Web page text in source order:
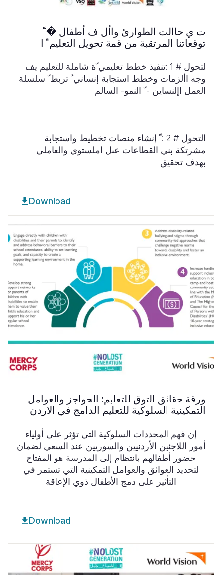
ت ي حاالت الطوارئ واأل ف أطفال � ّ
توقعاتنا المرتقبة من قمة تحويل التعليم ّ ا
لتحول # 1 :تنفيذ خطط تعليمي ّة شاملة للتعليم يف
وجه األزمات وخطط استجابة إنساني ُ تربط ّ سلسلة
العمل اإلنساين - ّ النمو- السالم
التحول # 2 : ّ إنشاء منصات تخطيط واستجابة
مشرتكة بني القطاعات عىل املستوي والعاملي
بهدف تحقيق
Download
ورقة حقائق التوق للتعليم: الحواجز والعوامل
التمكينية السلوكية للتعليم الدامج في الاردن
إن فهم المحددات السلوكية التي تؤثر على أولياء
أمور اللاجئين الأردنيين والسوريين عند السعي لضمان
حضور أطفالهم بانتظام إلى المدرسة هو المفتاح
لتحديد العوائق والعوامل التمكينية التي تستمر في
التأثير على دمج الأطفال ذوي الإعاقة
Download